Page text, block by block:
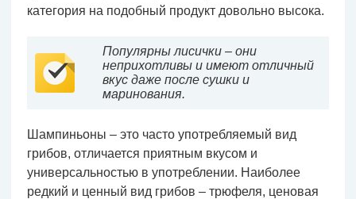
категория на подобный продукт довольно высока.
Популярны лисички – они
неприхотливы и имеют отличный
вкус даже после сушки и
маринования.
Шампиньоны – это часто употребляемый вид
грибов, отличается приятным вкусом и
универсальностью в употреблении. Наиболее
редкий и ценный вид грибов – трюфеля, ценовая